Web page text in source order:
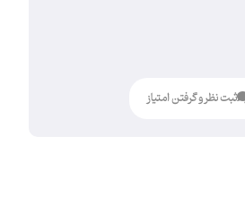
ثبت نظر و گرفتن امتیاز